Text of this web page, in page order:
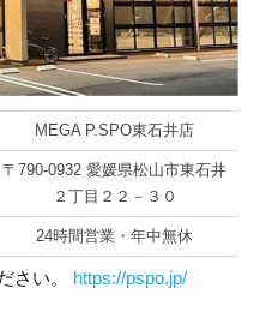
MEGA P.SPO東石井店
〒790-0932 愛媛県松山市東石井
２丁目２２－３０
24時間営業・年中無休
さい。 https://pspo.jp/